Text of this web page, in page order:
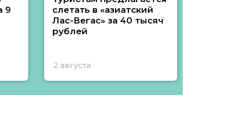
9
слетать в «азиатский
Лас-Вегас» за 40 тысяч
рублей
2 августа